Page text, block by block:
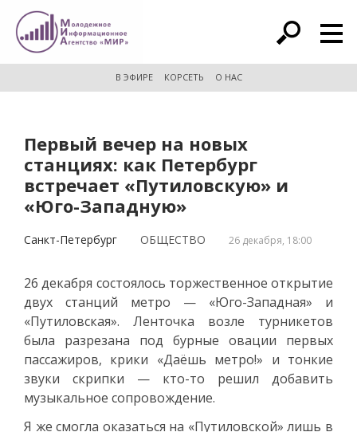
расширенный поиск
В ЭФИРЕ КОРСЕТЬ О НАС
Первый вечер на новых
станциях: как Петербург
встречает «Путиловскую» и
«Юго-Западную»
Санкт-Петербург ОБЩЕСТВО 26 декабря, 18:00
26 декабря состоялось торжественное открытие
двух станций метро — «Юго-Западная» и
«Путиловская». Ленточка возле турникетов
была разрезана под бурные овации первых
пассажиров, крики «Даёшь метро!» и тонкие
звуки скрипки — кто-то решил добавить
музыкальное сопровождение.
Я же смогла оказаться на «Путиловской» лишь в